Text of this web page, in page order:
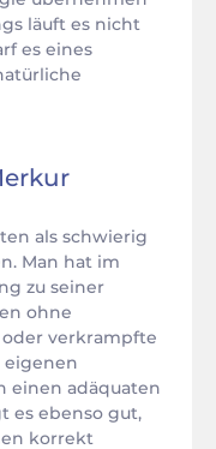
läuft es nicht
es eines
als schwierig
Man hat im
zu seiner
ohne
verkrampfte
eigenen
einen adäquaten
es ebenso gut,
korrekt